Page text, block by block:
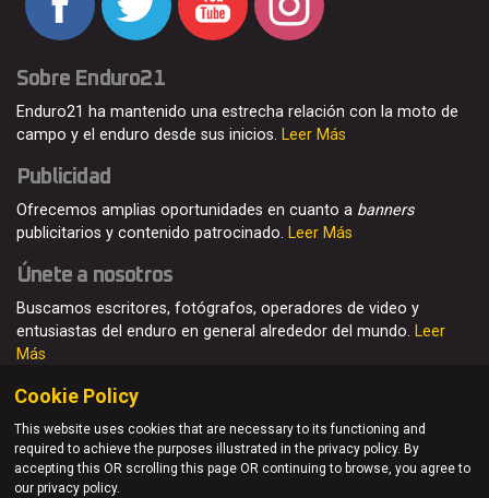
Sobre Enduro21
Enduro21 ha mantenido una estrecha relación con la moto de
campo y el enduro desde sus inicios. Leer Más
Publicidad
Ofrecemos amplias oportunidades en cuanto a banners
publicitarios y contenido patrocinado. Leer Más
Únete a nosotros
Buscamos escritores, fotógrafos, operadores de video y
entusiastas del enduro en general alrededor del mundo. Leer
Más
© Enduro21 / Future7Media Limited. Todos los derechos
reservados
Cookie Policy
This website uses cookies that are necessary to its functioning and
required to achieve the purposes illustrated in the privacy policy. By
accepting this OR scrolling this page OR continuing to browse, you agree to
our privacy policy.